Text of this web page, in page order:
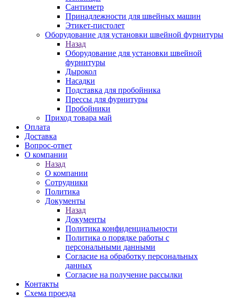
Сантиметр
Принадлежности для швейных машин
Этикет-пистолет
Оборудование для установки швейной фурнитуры
Назад
Оборудование для установки швейной
фурнитуры
Дырокол
Насадки
Подставка для пробойника
Прессы для фурнитуры
Пробойники
Приход товара май
Оплата
Доставка
Вопрос-ответ
О компании
Назад
О компании
Сотрудники
Политика
Документы
Назад
Документы
Политика конфиденциальности
Политика о порядке работы с
персональными данными
Согласие на обработку персональных
данных
Согласие на получение рассылки
Контакты
Схема проезда